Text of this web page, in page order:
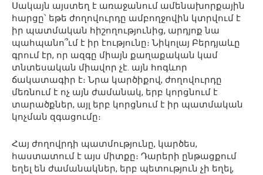
Սակայն այստեղ է առաջանում ամենախորքային
հարցը՝ եթե ժողովուրդը ամբողջովին կտրվում է
իր պատմական հիշողությունից, արդյոք նա
պահպանո՞ւմ է իր էությունը։ Նիկոլայ Բերդյաևը
գրում էր, որ ազգը միայն քաղաքական կամ
տնտեսական միավոր չէ. այն հոգևոր
ճակատագիր է։ Նրա կարծիքով, ժողովուրդը
մեռնում է ոչ այն ժամանակ, երբ կորցնում է
տարածքներ, այլ երբ կորցնում է իր պատմական
կոչման զգացումը։
Հայ ժողովրդի պատմությունը, կարծես,
հաստատում է այս միտքը։ Դարերի ընթացքում
եղել են ժամանակներ, երբ պետություն չի եղել,